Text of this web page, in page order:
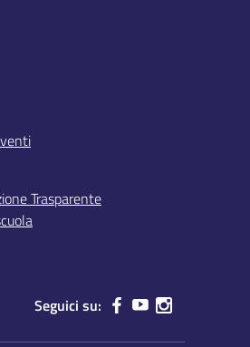
Trasparente
Seguici su: